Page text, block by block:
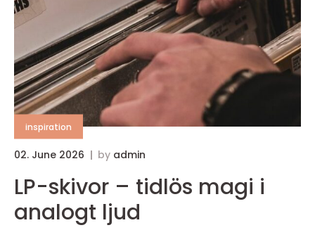
inspiration
02. June 2026 by admin
LP-skivor – tidlös magi i
analogt ljud